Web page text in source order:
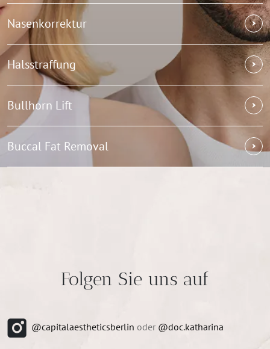
Nasenkorrektur
Halsstraffung
Bullhorn Lift
Buccal Fat Removal
Folgen Sie uns auf
@capitalaestheticsberlin oder @doc.katharina